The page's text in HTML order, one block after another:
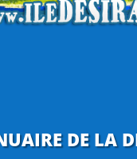
DE LA